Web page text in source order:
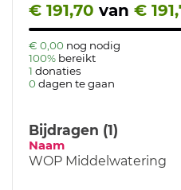
€ 191,70 van €
€ 0,00 nog nodig
100% bereikt
1 donaties
0 dagen te gaan
Bijdragen (1)
Naam
WOP Middelwatering